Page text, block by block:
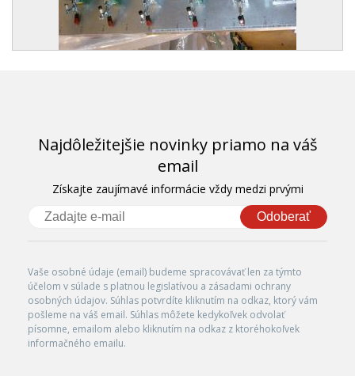
Najdôležitejšie novinky priamo na váš
email
Získajte zaujímavé informácie vždy medzi prvými
Odoberať
Vaše osobné údaje (email) budeme spracovávať len za týmto
účelom v súlade s platnou legislatívou a zásadami ochrany
osobných údajov. Súhlas potvrdíte kliknutím na odkaz, ktorý vám
pošleme na váš email. Súhlas môžete kedykoľvek odvolať
písomne, emailom alebo kliknutím na odkaz z ktoréhokoľvek
informačného emailu.